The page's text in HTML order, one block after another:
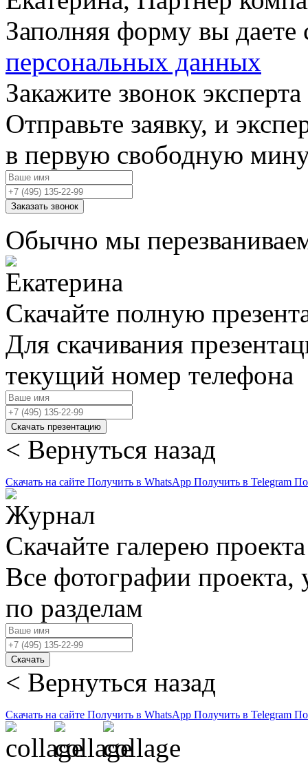
Заполняя форму вы даете
персональных данных
Закажите звонок эксперта
Отправьте заявку, и
в первую свободную
Заказать звонок
Обычно мы
Скачайте полную
Для скачивания
текущий номер телефона
Скачать презентацию
< Вернуться назад
Скачать на сайте Получить в WhatsApp Получить в Telegram
Скачайте галерею
Все фотографии проекта,
по разделам
Скачать
< Вернуться назад
Скачать на сайте Получить в WhatsApp Получить в Telegram